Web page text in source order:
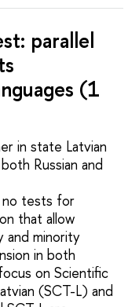
parallel
(1
in state Latvian
Russian and
no tests for
that allow
and minority
in both
on Scientific
(SCT-L) and